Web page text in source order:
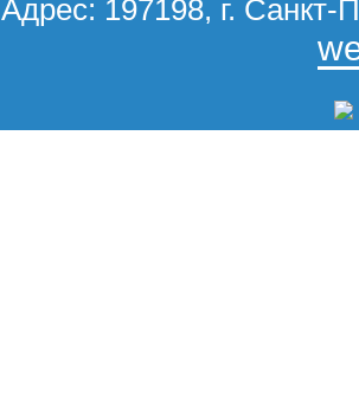
Адрес: 197198, г. Санкт-